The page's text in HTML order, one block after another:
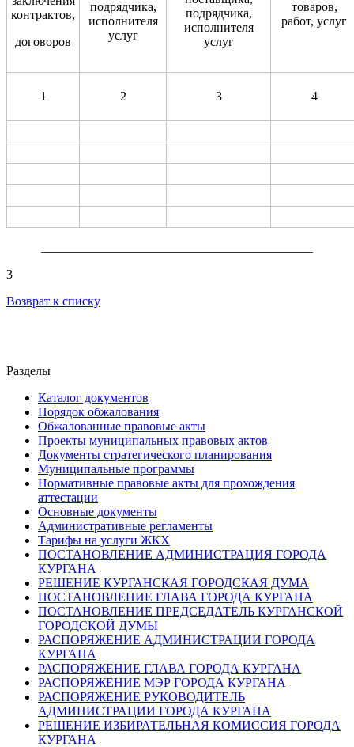
контрактов,
договоров
подрядчика,
исполнителя
услуг
подрядчика,
исполнителя
услуг
товаров,
работ, услуг
1 2 3 4
3
Возврат к списку
Разделы
Каталог документов
Порядок обжалования
Обжалованные правовые акты
Проекты муниципальных правовых актов
Документы стратегического планирования
Муниципальные программы
Нормативные правовые акты для прохождения
аттестации
Основные документы
Административные регламенты
Тарифы на услуги ЖКХ
ПОСТАНОВЛЕНИЕ АДМИНИСТРАЦИЯ ГОРОДА
КУРГАНА
РЕШЕНИЕ КУРГАНСКАЯ ГОРОДСКАЯ ДУМА
ПОСТАНОВЛЕНИЕ ГЛАВА ГОРОДА КУРГАНА
ПОСТАНОВЛЕНИЕ ПРЕДСЕДАТЕЛЬ КУРГАНСКОЙ
ГОРОДСКОЙ ДУМЫ
РАСПОРЯЖЕНИЕ АДМИНИСТРАЦИИ ГОРОДА
КУРГАНА
РАСПОРЯЖЕНИЕ ГЛАВА ГОРОДА КУРГАНА
РАСПОРЯЖЕНИЕ МЭР ГОРОДА КУРГАНА
РАСПОРЯЖЕНИЕ РУКОВОДИТЕЛЬ
АДМИНИСТРАЦИИ ГОРОДА КУРГАНА
РЕШЕНИЕ ИЗБИРАТЕЛЬНАЯ КОМИССИЯ ГОРОДА
КУРГАНА